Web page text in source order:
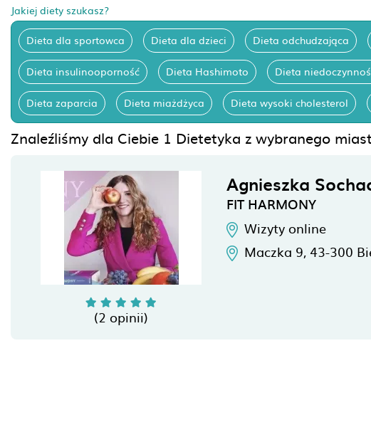
Jakiej diety szukasz?
Dieta dla sportowca Dieta dla dzieci Dieta odchudzająca
Dieta insulinooporność Dieta Hashimoto Dieta
Dieta zaparcia Dieta miażdżyca Dieta wysoki cholesterol
Znaleźliśmy dla Ciebie 1 Dietetyka z wybranego
(2 opinii)
Agnieszka
FIT HARMONY
Wizyty online
Maczka 9, 43-300